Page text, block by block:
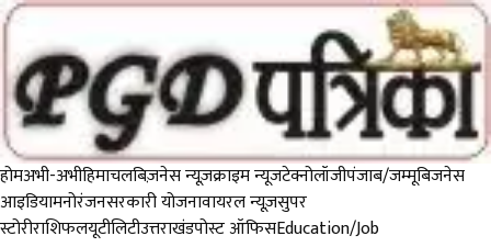
होमअभी-अभीहिमाचलबिज़नेस न्यूज़क्राइम न्यूजटेक्नोलॉजीपंजाब/जम्मूबिजनेस
आइडियामनोरंजनसरकारी योजनावायरल न्यूज़सुपर
स्टोरीराशिफलयूटीलिटीउत्तराखंडपोस्ट ऑफिसEducation/Job